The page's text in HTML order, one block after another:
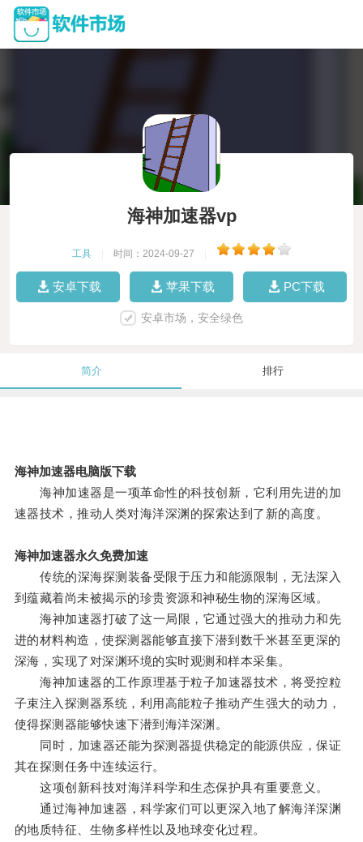
海神加速器vp
工具 时间：2024-09-27
安卓下载 苹果下载 PC下载
安卓市场，安全绿色
简介 排行
海神加速器电脑版下载
海神加速器是一项革命性的科技创新，它利用先进的加
速器技术，推动人类对海洋深渊的探索达到了新的高度。
海神加速器永久免费加速
传统的深海探测装备受限于压力和能源限制，无法深入
到蕴藏着尚未被揭示的珍贵资源和神秘生物的深海区域。
海神加速器打破了这一局限，它通过强大的推动力和先
进的材料构造，使探测器能够直接下潜到数千米甚至更深的
深海，实现了对深渊环境的实时观测和样本采集。
海神加速器的工作原理基于粒子加速器技术，将受控粒
子束注入探测器系统，利用高能粒子推动产生强大的动力，
使得探测器能够快速下潜到海洋深渊。
同时，加速器还能为探测器提供稳定的能源供应，保证
其在探测任务中连续运行。
这项创新科技对海洋科学和生态保护具有重要意义。
通过海神加速器，科学家们可以更深入地了解海洋深渊
的地质特征、生物多样性以及地球变化过程。